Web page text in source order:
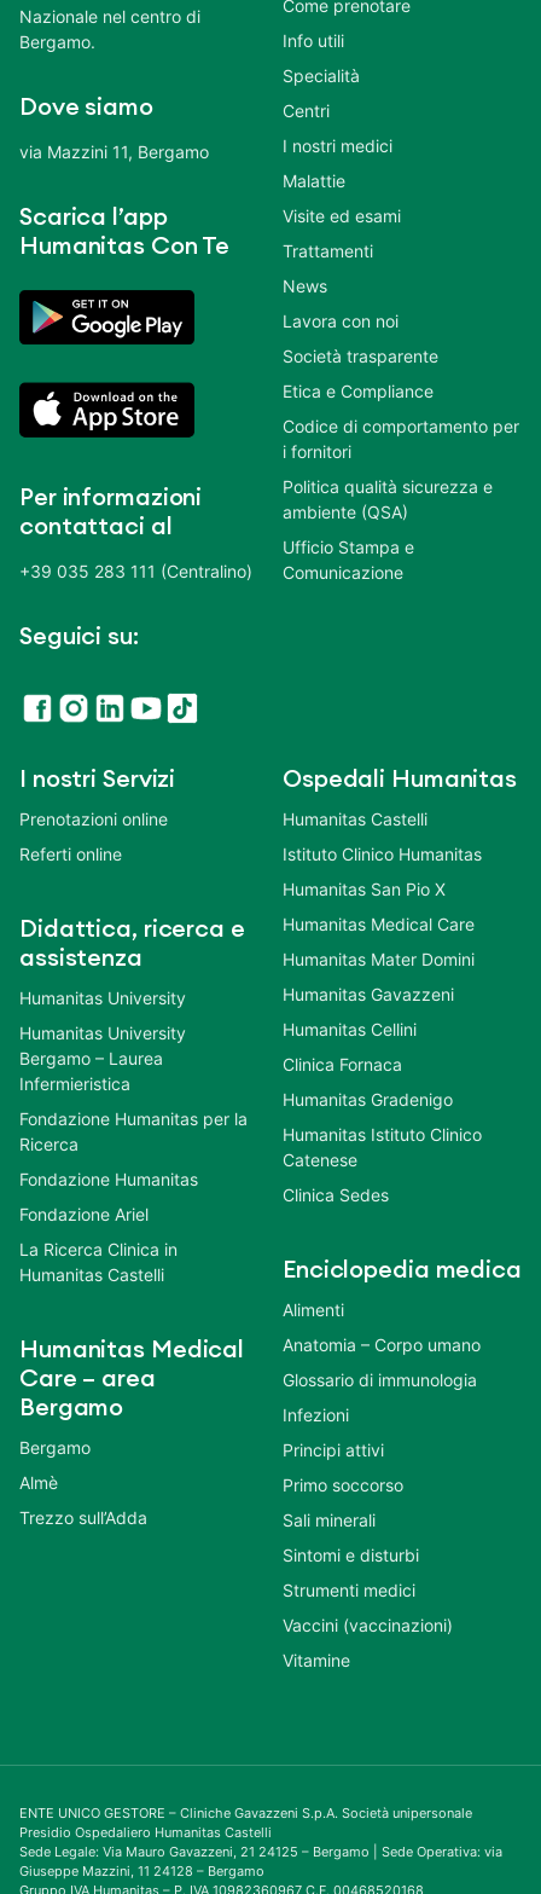
Nazionale nel centro di
Bergamo.
Dove siamo
via Mazzini 11, Bergamo
Scarica l’app
Humanitas Con Te
Per informazioni
contattaci al
+39 035 283 111 (Centralino)
Seguici su:
Come prenotare
Info utili
Specialità
Centri
I nostri medici
Malattie
Visite ed esami
Trattamenti
News
Lavora con noi
Società trasparente
Etica e Compliance
Codice di comportamento per
i fornitori
Politica qualità sicurezza e
ambiente (QSA)
Ufficio Stampa e
Comunicazione
I nostri Servizi
Prenotazioni online
Referti online
Didattica, ricerca e
assistenza
Humanitas University
Humanitas University
Bergamo – Laurea
Infermieristica
Fondazione Humanitas per la
Ricerca
Fondazione Humanitas
Fondazione Ariel
La Ricerca Clinica in
Humanitas Castelli
Humanitas Medical
Care – area
Bergamo
Bergamo
Almè
Trezzo sull’Adda
Ospedali Humanitas
Humanitas Castelli
Istituto Clinico Humanitas
Humanitas San Pio X
Humanitas Medical Care
Humanitas Mater Domini
Humanitas Gavazzeni
Humanitas Cellini
Clinica Fornaca
Humanitas Gradenigo
Humanitas Istituto Clinico
Catenese
Clinica Sedes
Enciclopedia medica
Alimenti
Anatomia – Corpo umano
Glossario di immunologia
Infezioni
Principi attivi
Primo soccorso
Sali minerali
Sintomi e disturbi
Strumenti medici
Vaccini (vaccinazioni)
Vitamine
ENTE UNICO GESTORE – Cliniche Gavazzeni S.p.A. Società unipersonale
Presidio Ospedaliero Humanitas Castelli
Sede Legale: Via Mauro Gavazzeni, 21 24125 – Bergamo | Sede Operativa: via
Giuseppe Mazzini, 11 24128 – Bergamo
Gruppo IVA Humanitas – P. IVA 10982360967 C.F. 00468520168